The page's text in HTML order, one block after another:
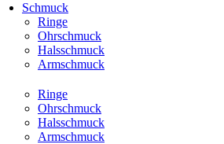
Schmuck
Ringe
Ohrschmuck
Halsschmuck
Armschmuck
Ringe
Ohrschmuck
Halsschmuck
Armschmuck